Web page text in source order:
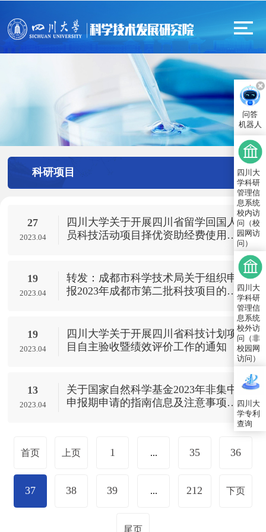
科研项目
27
2023.04
四川大学关于开展四川省留学回国人
员科技活动项目择优资助经费使用绩
19
2023.04
转发：成都市科学技术局关于组织申
报2023年成都市第二批科技项目的通
19
2023.04
四川大学关于开展四川省科技计划项
目自主验收暨绩效评价工作的通知
13
2023.04
关于国家自然科学基金2023年非集中
申报期申请的指南信息及注意事项
首页 上页 1 ... 35 36
37 38 39 ... 212 下页
尾页
问答
机器人
四川大
学科研
管理信
息系统
校内访
问（校
园网访
问）
四川大
学科研
管理信
息系统
校外访
问（非
校园网
访问）
四川大
学专利
查询